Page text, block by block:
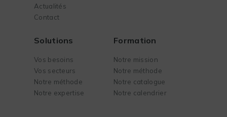
Actualités
Contact
Solutions
Vos besoins
Vos secteurs
Notre méthode
Notre expertise
Formation
Notre mission
Notre méthode
Notre catalogue
Notre calendrier